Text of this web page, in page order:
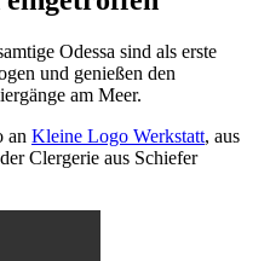
Odessa sind als erste
und genießen den
am Meer.
an Kleine Logo Werkstatt, aus
Clergerie aus Schiefer